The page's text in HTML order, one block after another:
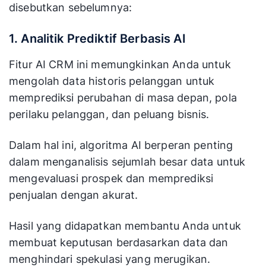
disebutkan sebelumnya:
1. Analitik Prediktif Berbasis AI
Fitur AI CRM ini memungkinkan Anda untuk
mengolah data historis pelanggan untuk
memprediksi perubahan di masa depan, pola
perilaku pelanggan, dan peluang bisnis.
Dalam hal ini, algoritma AI berperan penting
dalam menganalisis sejumlah besar data untuk
mengevaluasi prospek dan memprediksi
penjualan dengan akurat.
Hasil yang didapatkan membantu Anda untuk
membuat keputusan berdasarkan data dan
menghindari spekulasi yang merugikan.